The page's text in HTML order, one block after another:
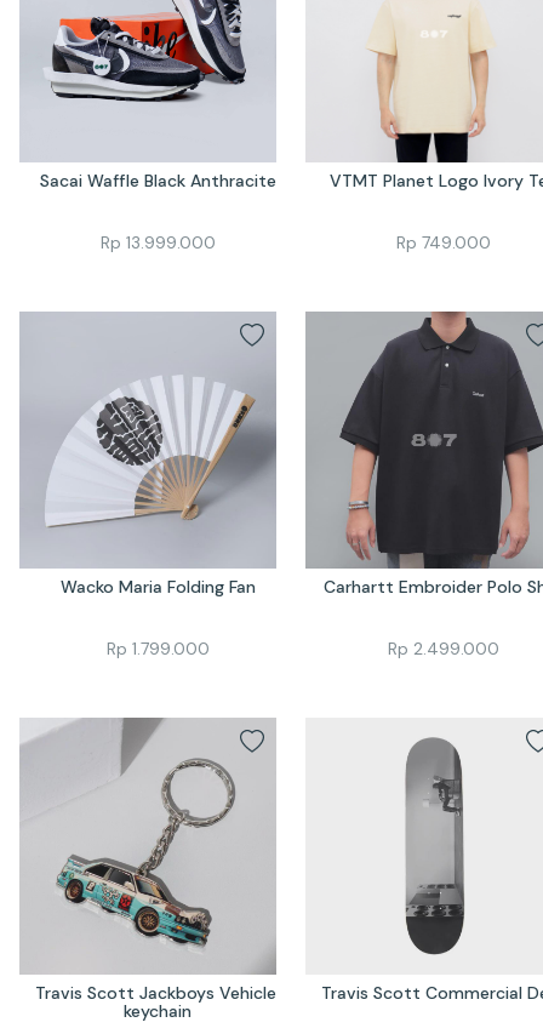
Sacai Waffle Black Anthracite
Rp 13.999.000
VTMT Planet Logo Ivory
Rp 749.000
Wacko Maria Folding Fan
Rp 1.799.000
Carhartt Embroider Polo
Rp 2.499.000
Travis Scott Jackboys Vehicle
keychain
Travis Scott Commercial